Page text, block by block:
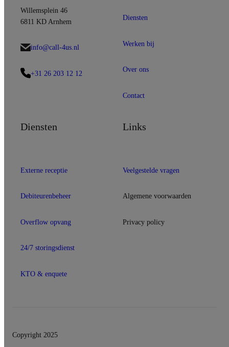
Willemsplein 46
6811 KD Arnhem
info@call-4us.nl
+31 26 203 12 12
Diensten
Werken bij
Over ons
Contact
Diensten
Externe receptie
Debiteurenbeheer
Overflow opvang
24/7 storingsdienst
KTO & enquete
Links
Veelgestelde vragen
Algemene voorwaarden
Privacy policy
Copyright 2025